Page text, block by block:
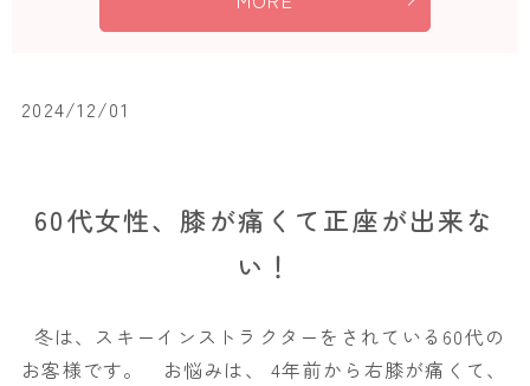
2024/12/01
60代女性、膝が痛くて正座が出来な
い！
冬は、スキーインストラクターをされている60代の
お客様です。 お悩みは、 4年前から右膝が痛くて、